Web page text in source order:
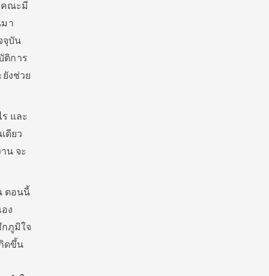
คณะมี
า
จุบัน
ติการ
งช่วย
และ
ดียว
น จะ
ตอนนี้
ง
กภูมิใจ
ดขึ้น